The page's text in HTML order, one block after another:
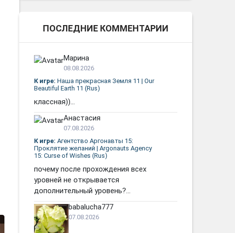
ПОСЛЕДНИЕ КОММЕНТАРИИ
Марина
08.08.2026
К игре: Наша прекрасная Земля 11 | Our
Beautiful Earth 11 (Rus)
классная))...
Анастасия
07.08.2026
К игре: Агентство Аргонавты 15:
Проклятие желаний | Argonauts Agency
15: Curse of Wishes (Rus)
почему после прохождения всех
уровней не открывается
дополнительный уровень?...
babalucha777
07.08.2026